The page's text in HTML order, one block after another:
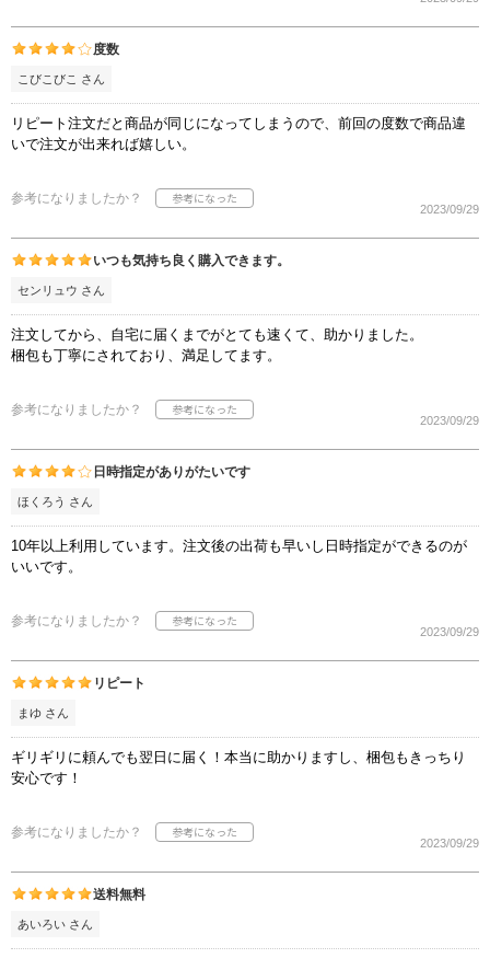
度数
こびこびこ さん
リピート注文だと商品が同じになってしまうので、前回の度数で商品違
いで注文が出来れば嬉しい。
参考になりましたか？
2023/09/29
いつも気持ち良く購入できます。
センリュウ さん
注文してから、自宅に届くまでがとても速くて、助かりました。
梱包も丁寧にされており、満足してます。
参考になりましたか？
2023/09/29
日時指定がありがたいです
ほくろう さん
10年以上利用しています。注文後の出荷も早いし日時指定ができるのが
いいです。
参考になりましたか？
2023/09/29
リピート
まゆ さん
ギリギリに頼んでも翌日に届く！本当に助かりますし、梱包もきっちり
安心です！
参考になりましたか？
2023/09/29
送料無料
あいろい さん